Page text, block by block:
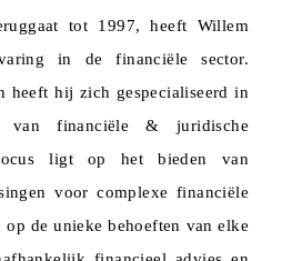
tot 1997, heeft Willem
in de financiële sector.
heeft hij zich gespecialiseerd in
van financiële & juridische
ligt op het bieden van
voor complexe financiële
op de unieke behoeften van elke